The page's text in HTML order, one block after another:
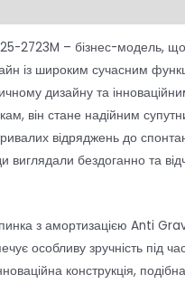
2723M – бізнес-модель, що
із широким сучасним
дизайну та
він стане надійним
відряджень до
виглядали бездоганно та
з амортизацією Anti
особливу зручність під
конструкція,